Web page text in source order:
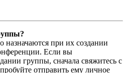
при их создании
Если вы
группы, сначала свяжитесь с
отправить ему личное